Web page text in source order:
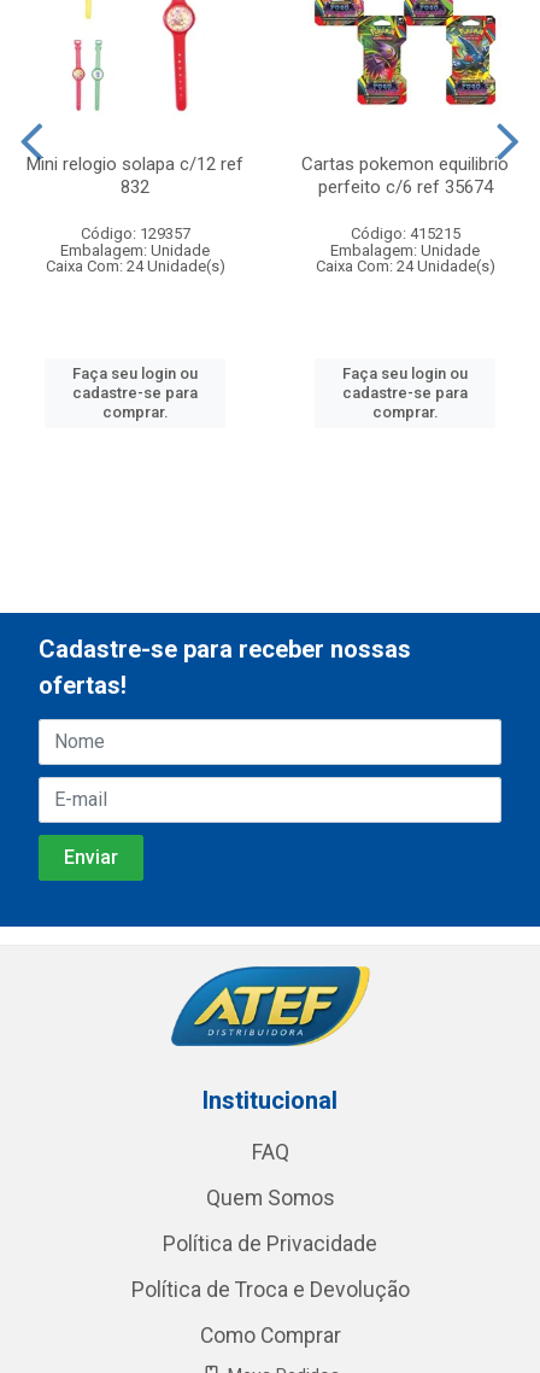
Mini relogio solapa c/12 ref
832
Código: 129357
Embalagem: Unidade
Caixa Com: 24 Unidade(s)
Faça seu login ou
cadastre-se para
comprar.
Cartas pokemon equilibrio
perfeito c/6 ref 35674
Código: 415215
Embalagem: Unidade
Caixa Com: 24 Unidade(s)
Faça seu login ou
cadastre-se para
comprar.
Cadastre-se para receber nossas
ofertas!
Institucional
FAQ
Quem Somos
Política de Privacidade
Política de Troca e Devolução
Como Comprar